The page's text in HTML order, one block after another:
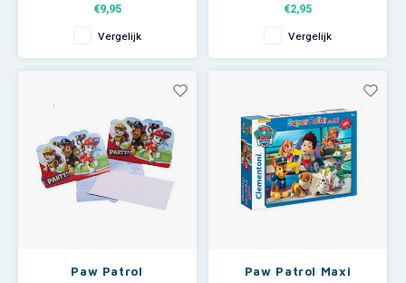
aangenaaide band met
drukkertje wordt de paraplu heel
makkelijk samengevouwen en
vastgezet. De Nickelodeon
€9,95
Vergelijk
kinderfeestje kan beginnen !
€2,95
Vergelijk
Paw Patrol
Paw Patrol Maxi